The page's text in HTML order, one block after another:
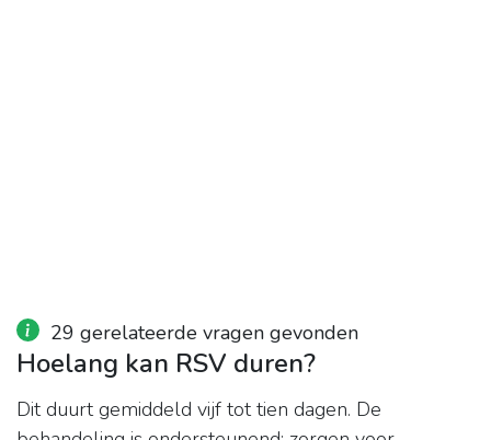
29 gerelateerde vragen gevonden
Hoelang kan RSV duren?
Dit duurt gemiddeld vijf tot tien dagen. De